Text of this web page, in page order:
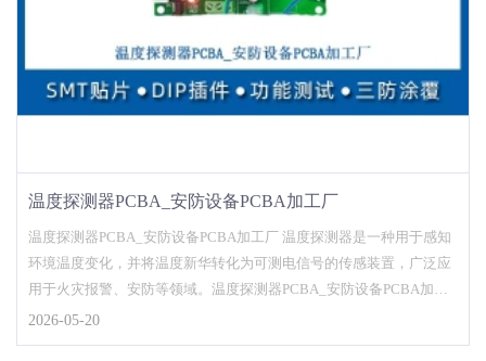
温度探测器PCBA_安防设备PCBA加工厂
温度探测器PCBA_安防设备PCBA加工厂 温度探测器是一种用于感知
环境温度变化，并将温度新华转化为可测电信号的传感装置，广泛应
用于火灾报警、安防等领域。温度探测器PCBA_安防设备PCBA加工
厂....
2026-05-20